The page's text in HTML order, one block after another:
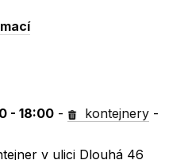
- 18:00 - kontejnery -
v ulici Dlouhá 46